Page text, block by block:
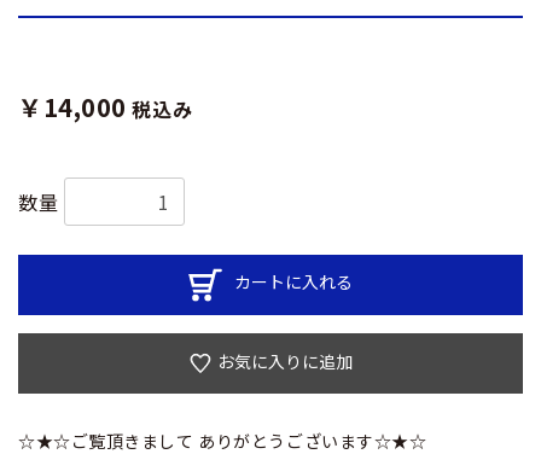
￥14,000 税込み
数量
カートに入れる
お気に入りに追加
☆★☆ご覧頂きまして ありがとうございます☆★☆